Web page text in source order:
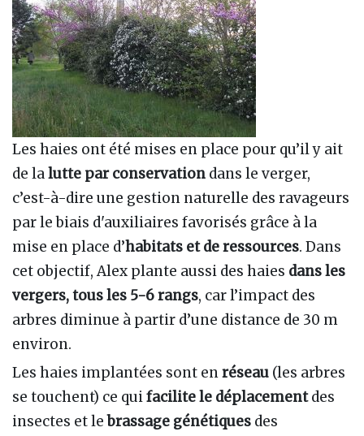
Les haies ont été mises en place pour qu’il y ait
de lalutte par conservation dans le verger,
c’est-à-dire une gestion naturelle des ravageurs
par le biais d'auxiliaires favorisés grâce à la
mise en place d’habitats et de ressources. Dans
cet objectif, Alex plante aussi des haies dans les
vergers, tous les 5-6 rangs, car l’impact des
arbres diminue à partir d’une distance de 30 m
environ.
Les haies implantées sont enréseau (les arbres
se touchent) ce quifacilite le déplacementdes
insectes et lebrassage génétiques des